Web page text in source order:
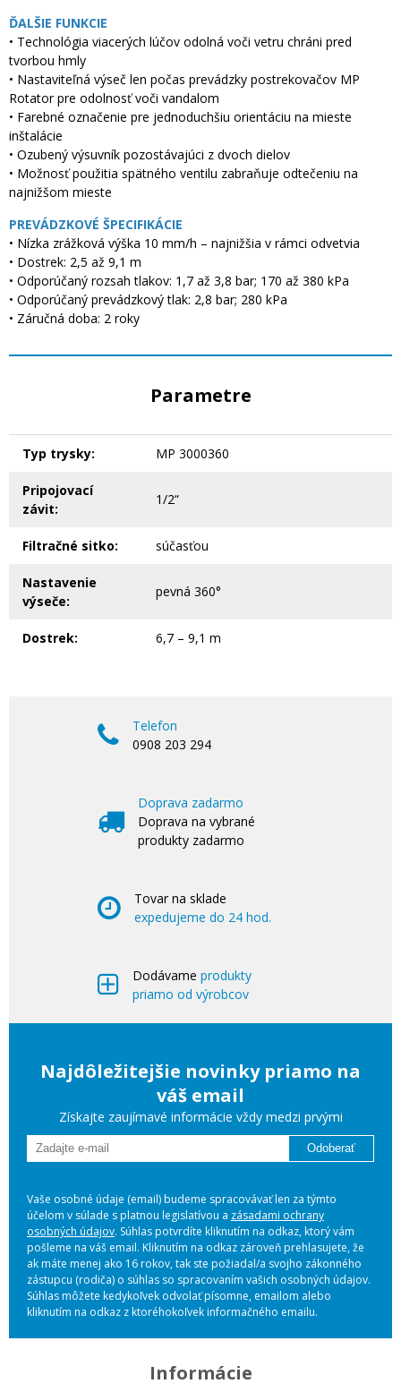
ĎALŠIE FUNKCIE
• Technológia viacerých lúčov odolná voči vetru chráni pred
tvorbou hmly
• Nastaviteľná výseč len počas prevádzky postrekovačov MP
Rotator pre odolnosť voči vandalom
• Farebné označenie pre jednoduchšiu orientáciu na mieste
inštalácie
• Ozubený výsuvník pozostávajúci z dvoch dielov
• Možnosť použitia spätného ventilu zabraňuje odtečeniu na
najnižšom mieste
PREVÁDZKOVÉ ŠPECIFIKÁCIE
• Nízka zrážková výška 10 mm/h – najnižšia v rámci odvetvia
• Dostrek: 2,5 až 9,1 m
• Odporúčaný rozsah tlakov: 1,7 až 3,8 bar; 170 až 380 kPa
• Odporúčaný prevádzkový tlak: 2,8 bar; 280 kPa
• Záručná doba: 2 roky
Parametre
Typ trysky: MP 3000360
Pripojovací
závit:
1/2“
Filtračné sitko: súčasťou
Nastavenie
výseče:
pevná 360°
Dostrek: 6,7 – 9,1 m
Telefon
0908 203 294
Doprava zadarmo
Doprava na vybrané
produkty zadarmo
Tovar na sklade
expedujeme do 24 hod.
Dodávame produkty
priamo od výrobcov
Najdôležitejšie novinky priamo na
váš email
Získajte zaujímavé informácie vždy medzi prvými
Odoberať
Vaše osobné údaje (email) budeme spracovávať len za týmto
účelom v súlade s platnou legislatívou a zásadami ochrany
osobných údajov. Súhlas potvrdíte kliknutím na odkaz, ktorý vám
pošleme na váš email. Kliknutím na odkaz zároveň prehlasujete, že
ak máte menej ako 16 rokov, tak ste požiadal/a svojho zákonného
zástupcu (rodiča) o súhlas so spracovaním vašich osobných údajov.
Súhlas môžete kedykoľvek odvolať písomne, emailom alebo
kliknutím na odkaz z ktoréhokoľvek informačného emailu.
Informácie